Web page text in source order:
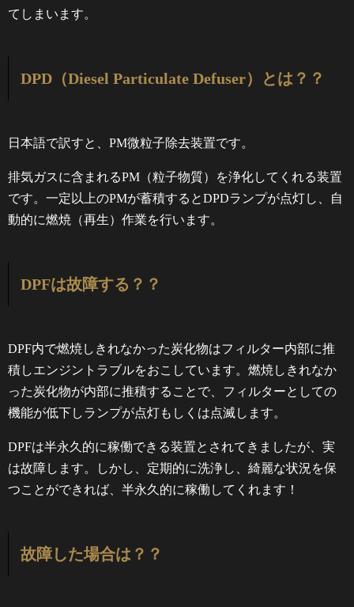
てしまいます。
DPD（Diesel Particulate Defuser）とは？？
日本語で訳すと、PM微粒子除去装置です。
排気ガスに含まれるPM（粒子物質）を浄化してくれる装置
です。一定以上のPMが蓄積するとDPDランプが点灯し、自
動的に燃焼（再生）作業を行います。
DPFは故障する？？
DPF内で燃焼しきれなかった炭化物はフィルター内部に推
積しエンジントラブルをおこしています。燃焼しきれなか
った炭化物が内部に推積することで、フィルターとしての
機能が低下しランプが点灯もしくは点滅します。
DPFは半永久的に稼働できる装置とされてきましたが、実
は故障します。しかし、定期的に洗浄し、綺麗な状況を保
つことができれば、半永久的に稼働してくれます！
故障した場合は？？